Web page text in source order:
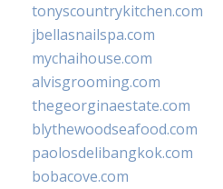
tonyscountrykitchen.com
jbellasnailspa.com
mychaihouse.com
alvisgrooming.com
thegeorginaestate.com
blythewoodseafood.com
paolosdelibangkok.com
bobacove.com